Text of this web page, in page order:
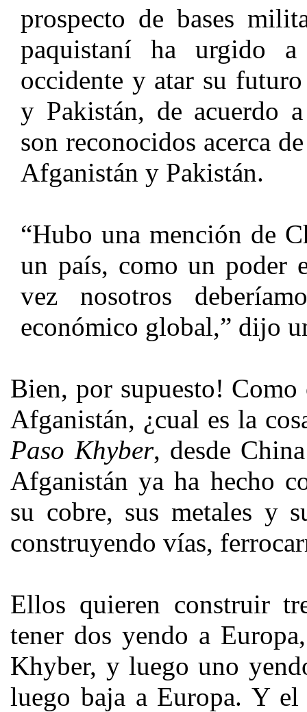
prospecto de bases
paquistaní ha urgido a
occidente y atar su
y Pakistán, de acuerdo
son reconocidos acerca
Afganistán y Pakistán.
“Hubo una mención de
un país, como un poder
vez nosotros
económico global,” dijo
Bien, por supuesto! Como
Afganistán, ¿cual es la
Paso Khyber, desde
Afganistán ya ha hecho
su cobre, sus metales y
construyendo vías,
Ellos quieren construir
tener dos yendo a
Khyber, y luego uno
luego baja a Europa. Y